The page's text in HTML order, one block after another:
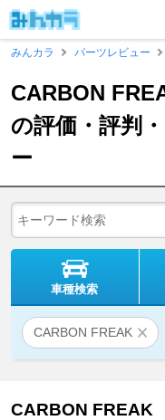
みんカラ
パーツレビュー
CARBON
の評価・評判
ー
車種検索
CARBON FREAK
CARBON FREAK